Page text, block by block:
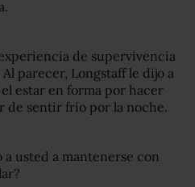
de supervivencia
parecer, Longstaff le dijo a
estar en forma por hacer
de sentir frío por la noche.
usted a mantenerse con